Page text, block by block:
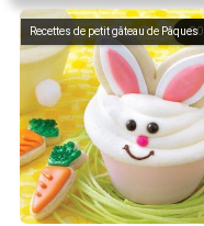
80
Recettes de petit gâteau de Pâques